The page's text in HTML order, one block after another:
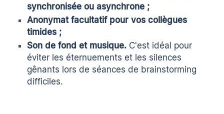
synchronisée ou asynchrone ;
Anonymat facultatif pour vos collègues
timides ;
Son de fond et musique. C'est idéal pour
éviter les éternuements et les silences
gênants lors de séances de brainstorming
difficiles.